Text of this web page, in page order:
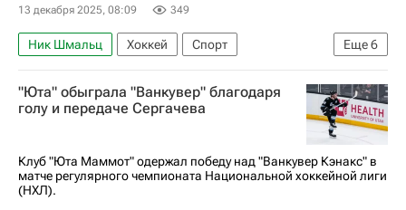
13 декабря 2025, 08:09 349
Еще6
Ник Шмальц Хоккей
Спорт
Михаил Сергачев
Кайлер Ямамото
Сиэтл Кракен
Юта Маммот
Сент-Луис Блюз
"Юта" обыграла "Ванкувер" благодаря
голу и передаче Сергачева
Клуб "Юта Маммот" одержал победу над "Ванкувер Кэнакс" в
матче регулярного чемпионата Национальной хоккейной лиги
(НХЛ).